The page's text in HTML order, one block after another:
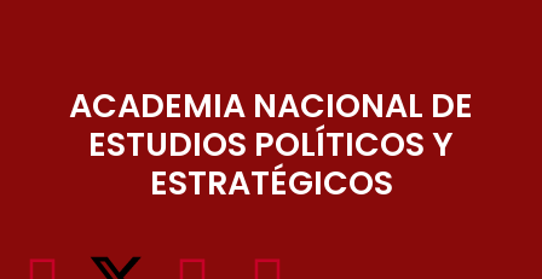
ACADEMIA NACIONAL DE
ESTUDIOS POLÍTICOS Y
ESTRATÉGICOS